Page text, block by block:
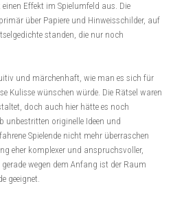
Effekt im Spielumfeld aus. Die
über Papiere und Hinweisschilder, auf
standen, die nur noch
und märchenhaft, wie man es sich für
Kulisse wünschen würde. Die Rätsel waren
doch auch hier hätte es noch
unbestritten originelle Ideen und
Spielende nicht mehr überraschen
eher komplexer und anspruchsvoller,
wegen dem Anfang ist der Raum
geeignet.